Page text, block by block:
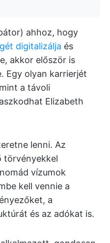
ahhoz, hogy
digitalizálja és
akkor először is
Egy olyan karrierjét
a távoli
Elizabeth
lenni. Az
törvényekkel
vízumok
kell vennie a
a
és az adókat is.